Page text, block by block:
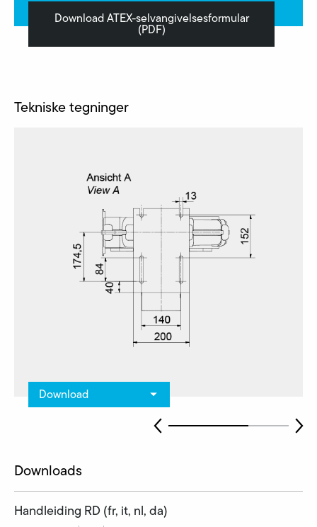
Download ATEX-selvangivelsesformular
(PDF)
Tekniske tegninger
Download
Downloads
Handleiding RD (fr, it, nl, da)